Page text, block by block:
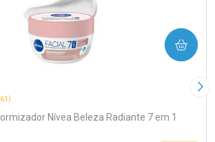
Nívea Beleza Radiante 7 em 1
COMPRAR